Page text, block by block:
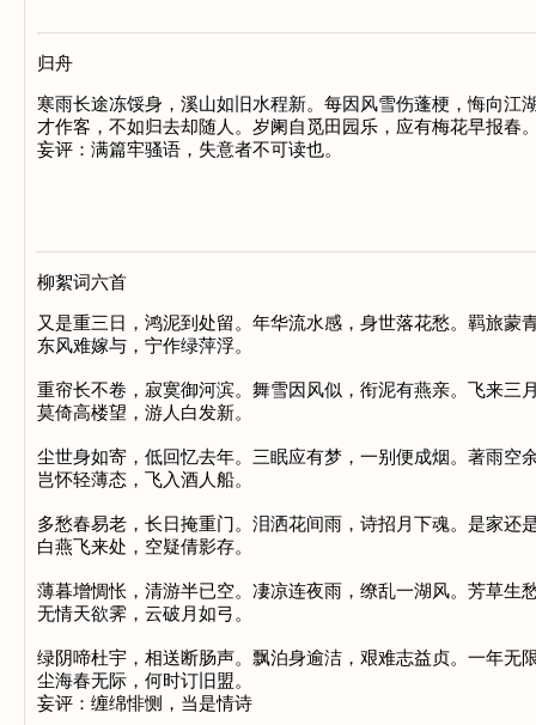
归舟
寒雨长途冻馁身，溪山如旧水程新。每因风雪伤蓬梗，悔向江
才作客，不如归去却随人。岁阑自觅田园乐，应有梅花早报春
妄评：满篇牢骚语，失意者不可读也。
柳絮词六首
又是重三日，鸿泥到处留。年华流水感，身世落花愁。羁旅蒙
东风难嫁与，宁作绿萍浮。
重帘长不卷，寂寞御河滨。舞雪因风似，衔泥有燕亲。飞来三
莫倚高楼望，游人白发新。
尘世身如寄，低回忆去年。三眠应有梦，一别便成烟。著雨空
岂怀轻薄态，飞入酒人船。
多愁春易老，长日掩重门。泪洒花间雨，诗招月下魂。是家还
白燕飞来处，空疑倩影存。
薄暮增惆怅，清游半已空。凄凉连夜雨，缭乱一湖风。芳草生
无情天欲霁，云破月如弓。
绿阴啼杜宇，相送断肠声。飘泊身逾洁，艰难志益贞。一年无
尘海春无际，何时订旧盟。
妄评：缠绵悱恻，当是情诗